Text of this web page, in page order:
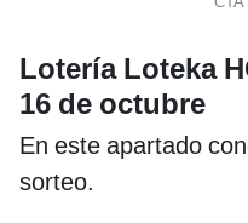
Lotería Loteka
16 de octubre
En este apartado
sorteo.